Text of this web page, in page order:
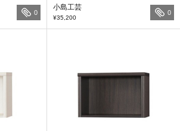
0
小島工芸
¥35,200
0